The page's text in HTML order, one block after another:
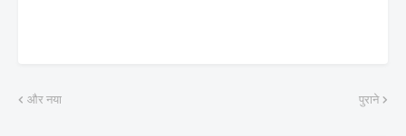
और नया पुराने